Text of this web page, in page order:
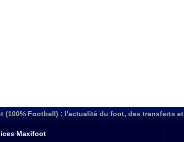
(100% Football) : l'actualité du foot, des transferts
Maxifoot